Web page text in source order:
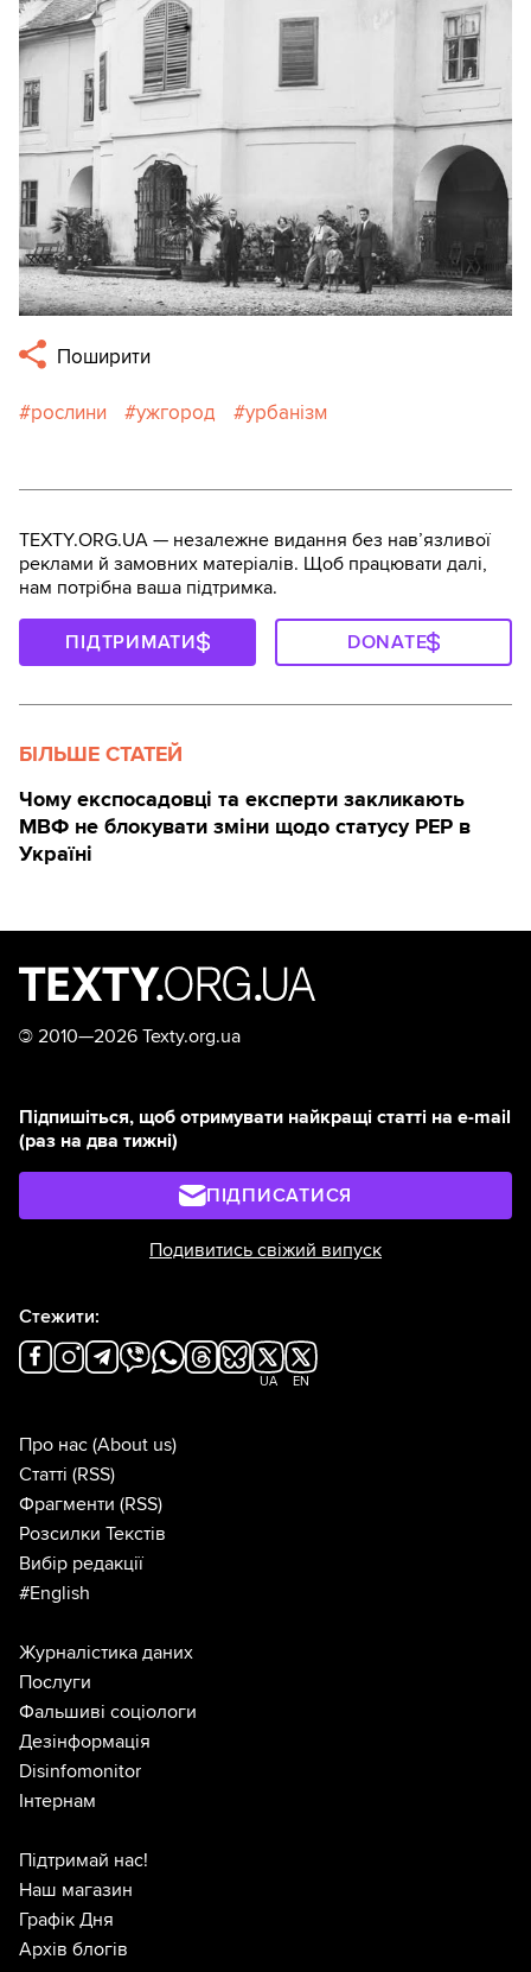
Поширити
рослини ужгород урбанізм
TEXTY.ORG.UA — незалежне видання без навʼязливої
реклами й замовних матеріалів. Щоб працювати далі,
нам потрібна ваша підтримка.
ПІДТРИМАТИ DONATE
БІЛЬШЕ СТАТЕЙ
Чому експосадовці та експерти закликають
МВФ не блокувати зміни щодо статусу PEP в
Україні
© 2010—2026 Texty.org.ua
Підпишіться, щоб отримувати найкращі статті на e-mail
(раз на два тижні)
ПІДПИСАТИСЯ
Подивитись свіжий випуск
Стежити:
UA EN
Про нас (About us)
Статті (RSS)
Фрагменти (RSS)
Розсилки Текстів
Вибір редакції
#English
Журналістика даних
Послуги
Фальшиві соціологи
Дезінформація
Disinfomonitor
Інтернам
Підтримай нас!
Наш магазин
Графік Дня
Архів блогів